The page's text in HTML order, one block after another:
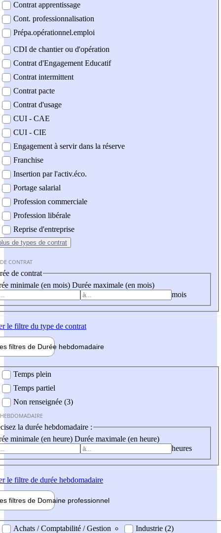
Contrat apprentissage
Cont. professionnalisation
Prépa.opérationnel.emploi
CDI de chantier ou d'opération
Contrat d'Engagement Educatif
Contrat intermittent
Contrat pacte
Contrat d'usage
CUI - CAE
CUI - CIE
Engagement à servir dans la réserve
Franchise
Insertion par l'activ.éco.
Portage salarial
Profession commerciale
Profession libérale
Reprise d'entreprise
de types de contrat
CONTRAT
de contrat
minimale (en mois) Durée maximale (en mois)
mois
le filtre du type de contrat
filtres de Durée hebdomadaire
Temps plein
Temps partiel
Non renseignée (3)
la durée hebdomadaire :
minimale (en heure) Durée maximale (en heure)
heures
le filtre de durée hebdomadaire
filtres de Domaine professionnel
professionel
Achats / Comptabilité / Gestion
Industrie (2)